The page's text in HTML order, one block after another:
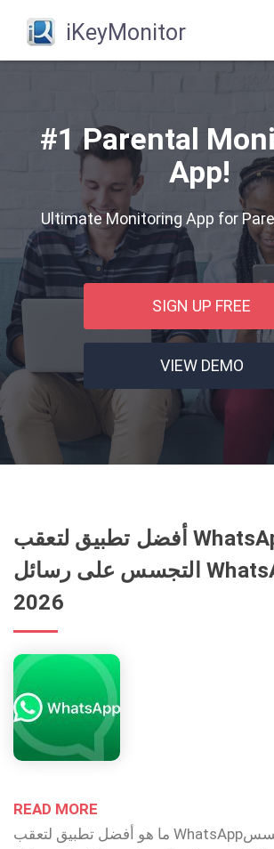
iKeyMonitor
#1 Parental
App!
Ultimate Monitoring App for
SIGN UP FREE
VIEW DEMO
أفضل تطبيق لتعقب WhatsApp – كيفية
التجسس على رسائل WhatsApp مجانًا
2026
READ MORE
ما هو أفضل تطبيق لتعقب WhatsApp؟ هل تريد التجسس